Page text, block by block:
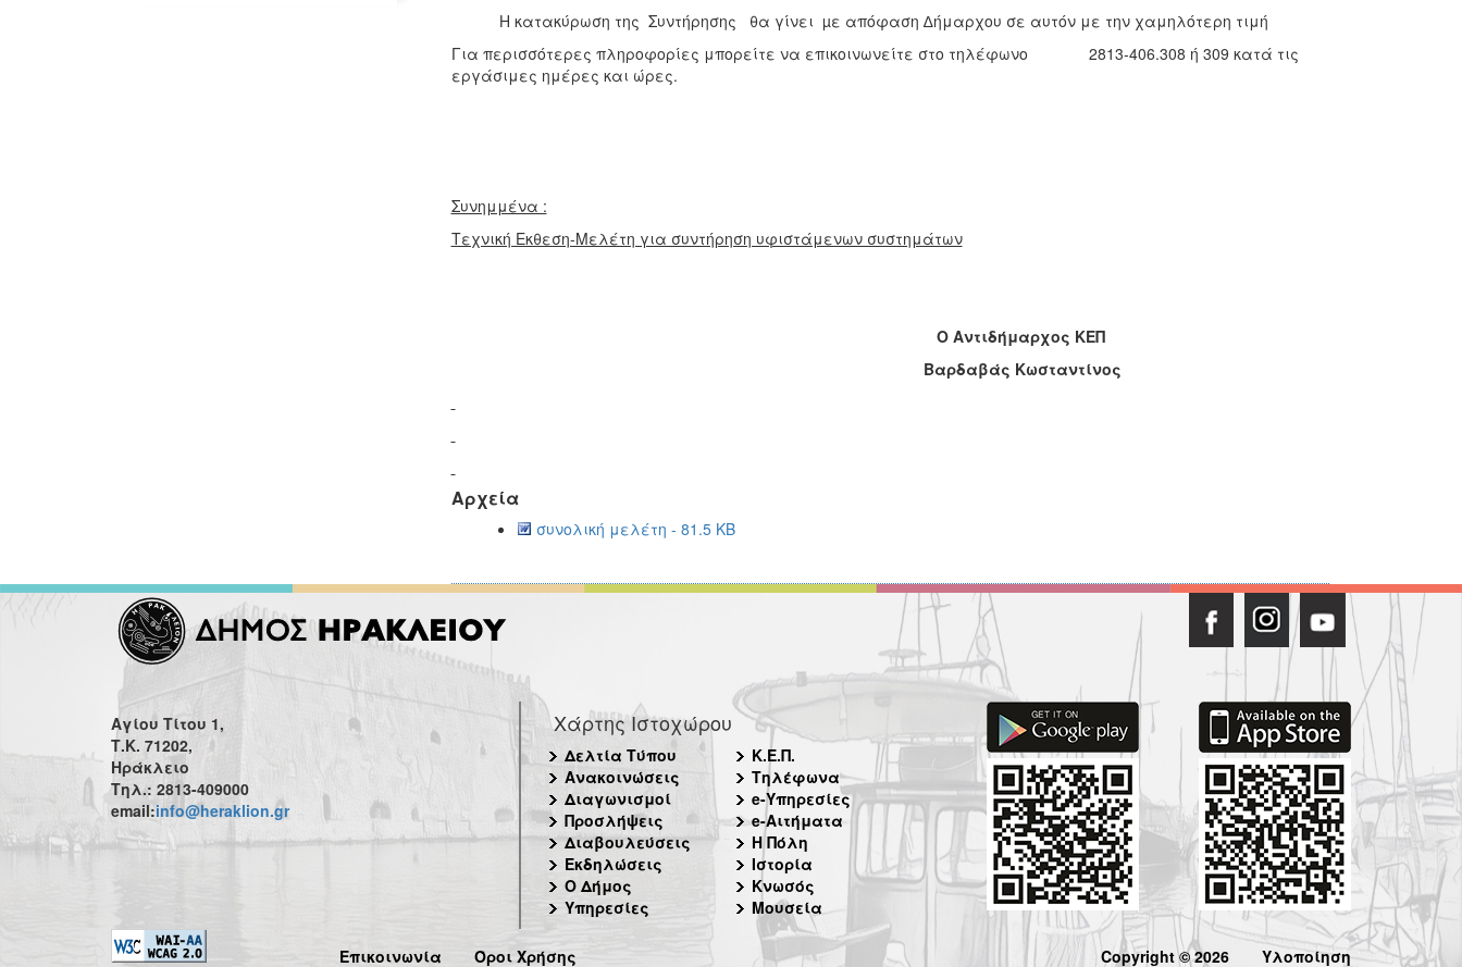
Η κατακύρωση της Συντήρησης θα γίνει µε απόφαση ∆ήμαρχου σε αυτόν με την χαμηλότερη τιμή
Για περισσότερες πληροφορίες μπορείτε να επικοινωνείτε στο τηλέφωνο 2813-406.308 ή 309 κατά τις
εργάσιμες ημέρες και ώρες.
Συνημμένα :
Τεχνική Εκθεση-Μελέτη για συντήρηση υφιστάμενων συστημάτων
Ο Αντιδήμαρχος ΚΕΠ
Βαρδαβάς Κωσταντίνος
Αρχεία
συνολική μελέτη - 81.5 KB
Αγίου Τίτου 1,
Τ.Κ. 71202,
Ηράκλειο
Τηλ.: 2813-409000
email:info@heraklion.gr
Χάρτης Ιστοχώρου
Δελτία Τύπου
Ανακοινώσεις
Διαγωνισμοί
Προσλήψεις
Διαβουλεύσεις
Εκδηλώσεις
Ο Δήμος
Υπηρεσίες
Κ.Ε.Π.
Τηλέφωνα
e-Υπηρεσίες
e-Αιτήματα
Η Πόλη
Ιστορία
Κνωσός
Μουσεία
Επικοινωνία Όροι Χρήσης Copyright © 2026 Υλοποίηση